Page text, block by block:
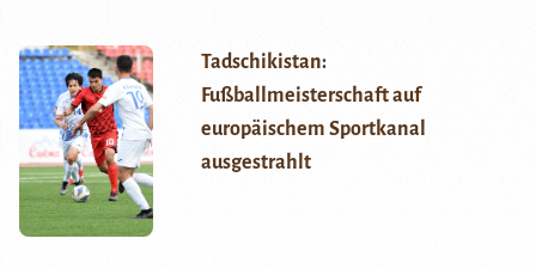
Tadschikistan:
Fußballmeisterschaft auf
europäischem Sportkanal
ausgestrahlt